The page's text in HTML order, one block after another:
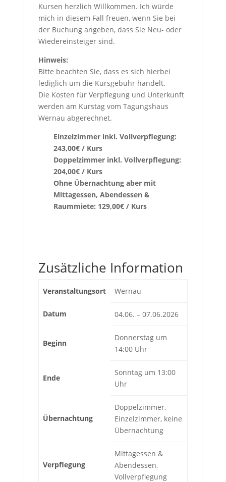
Kursen herzlich Willkommen. Ich würde
mich in diesem Fall freuen, wenn Sie bei
der Buchung angeben, dass Sie Neu- oder
Wiedereinsteiger sind.
Hinweis:
Bitte beachten Sie, dass es sich hierbei
lediglich um die Kursgebühr handelt.
Die Kosten für Verpflegung und Unterkunft
werden am Kurstag vom Tagungshaus
Wernau abgerechnet.
Einzelzimmer inkl. Vollverpflegung:
243,00€ / Kurs
Doppelzimmer inkl. Vollverpflegung:
204,00€ / Kurs
Ohne Übernachtung aber mit
Mittagessen, Abendessen &
Raummiete: 129,00€ / Kurs
Zusätzliche Information
Veranstaltungsort Wernau
Datum 04.06. – 07.06.2026
Beginn
Donnerstag um
14:00 Uhr
Ende
Sonntag um 13:00
Uhr
Übernachtung
Doppelzimmer,
Einzelzimmer, keine
Übernachtung
Verpflegung
Mittagessen &
Abendessen,
Vollverpflegung